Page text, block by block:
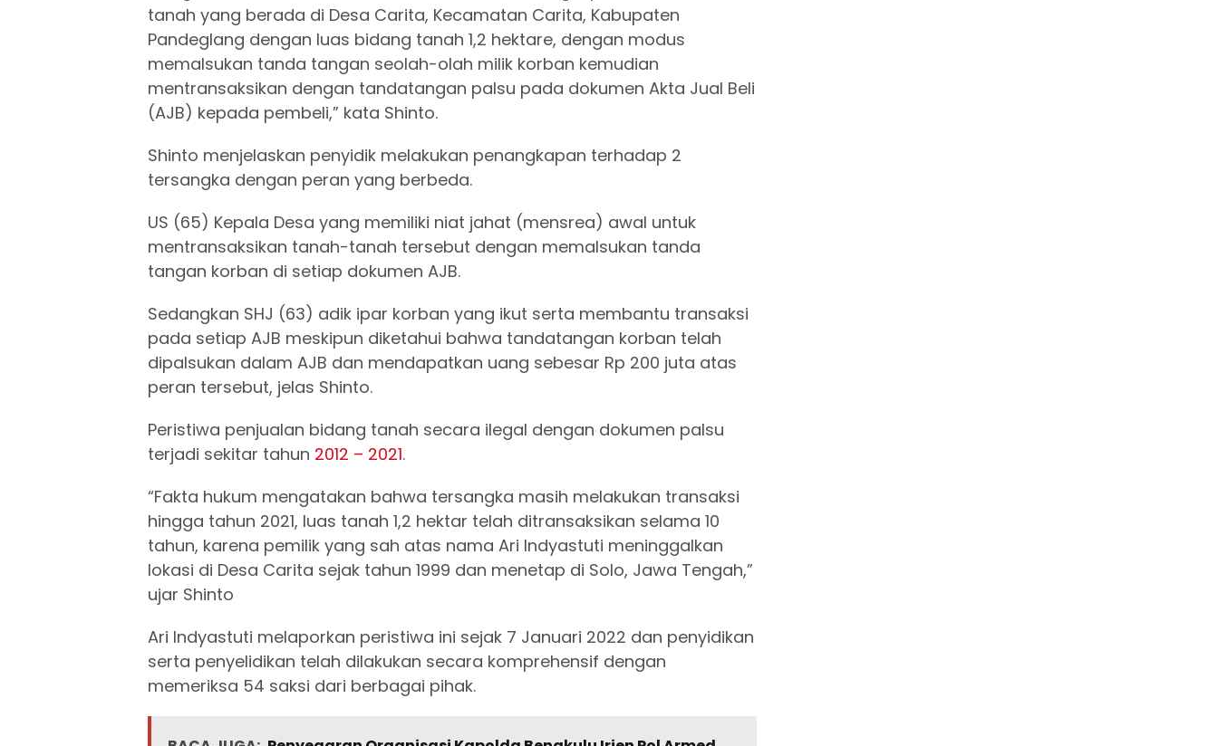
tanah yang berada di Desa Carita, Kecamatan Carita, Kabupaten
Pandeglang dengan luas bidang tanah 1,2 hektare, dengan modus
memalsukan tanda tangan seolah-olah milik korban kemudian
mentransaksikan dengan tandatangan palsu pada dokumen Akta Jual Beli
(AJB) kepada pembeli,” kata Shinto.
Shinto menjelaskan penyidik melakukan penangkapan terhadap 2
tersangka dengan peran yang berbeda.
US (65) Kepala Desa yang memiliki niat jahat (mensrea) awal untuk
mentransaksikan tanah-tanah tersebut dengan memalsukan tanda
tangan korban di setiap dokumen AJB.
Sedangkan SHJ (63) adik ipar korban yang ikut serta membantu transaksi
pada setiap AJB meskipun diketahui bahwa tandatangan korban telah
dipalsukan dalam AJB dan mendapatkan uang sebesar Rp 200 juta atas
peran tersebut, jelas Shinto.
Peristiwa penjualan bidang tanah secara ilegal dengan dokumen palsu
terjadi sekitar tahun 2012 – 2021.
“Fakta hukum mengatakan bahwa tersangka masih melakukan transaksi
hingga tahun 2021, luas tanah 1,2 hektar telah ditransaksikan selama 10
tahun, karena pemilik yang sah atas nama Ari Indyastuti meninggalkan
lokasi di Desa Carita sejak tahun 1999 dan menetap di Solo, Jawa Tengah,”
ujar Shinto
Ari Indyastuti melaporkan peristiwa ini sejak 7 Januari 2022 dan penyidikan
serta penyelidikan telah dilakukan secara komprehensif dengan
memeriksa 54 saksi dari berbagai pihak.